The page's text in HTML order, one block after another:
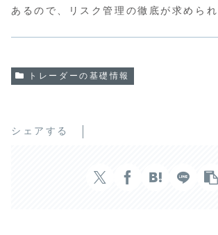
あるので、リスク管理の徹底が求められ
トレーダーの基礎情報
シェアする